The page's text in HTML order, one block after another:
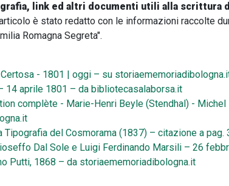
link ed altri documenti utili alla scrittura
è stato redatto con le informazioni raccolte
Romagna Segreta".
- 1801 | oggi – su
14 aprile 1801 – da bibliotecasalaborsa.it
complète - Marie-Henri Beyle (Stendhal) -
del Cosmorama (1837) – citazione a pag.
Dal Sole e Luigi Ferdinando Marsili – 26
Putti, 1868 – da storiaememoriadibologna.it